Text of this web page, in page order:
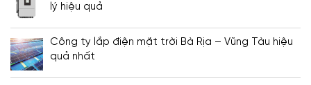
lý hiệu quả
Công ty lắp điện mặt trời Bà Rịa – Vũng Tàu hiệu
quả nhất